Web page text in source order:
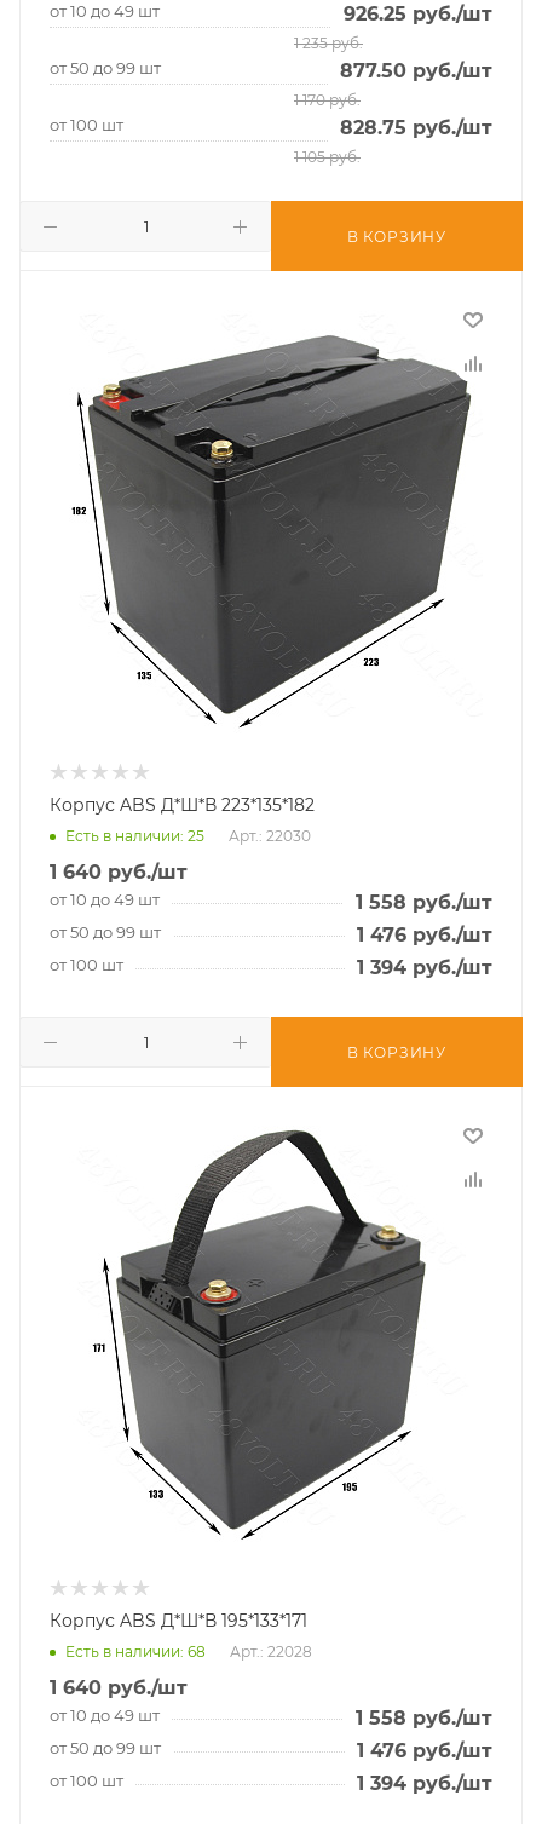
от 10 до 49 шт 926.25 руб./шт
1 235руб.
от 50 до 99 шт 877.50 руб./шт
1 170руб.
от 100 шт 828.75 руб./шт
1 105руб.
В КОРЗИНУ
Корпус ABS Д*Ш*В 223*135*182
Есть в наличии: 25 Арт.: 22030
1 640 руб./шт
от 10 до 49 шт 1 558 руб./шт
от 50 до 99 шт 1 476 руб./шт
от 100 шт 1 394 руб./шт
В КОРЗИНУ
Корпус ABS Д*Ш*В 195*133*171
Есть в наличии: 68 Арт.: 22028
1 640 руб./шт
от 10 до 49 шт 1 558 руб./шт
от 50 до 99 шт 1 476 руб./шт
от 100 шт 1 394 руб./шт